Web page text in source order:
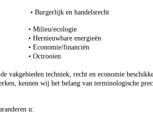
• Burgerlijk en handelsrecht
• Milieu/ecologie
• Hernieuwbare energieën
• Economie/financiën
• Octrooien
vakgebieden techniek, recht en economie
kennen wij het belang van terminologische
u: